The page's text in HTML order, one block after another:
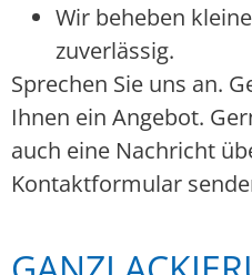
Wir beheben
zuverlässig.
Sprechen Sie uns an.
Ihnen ein Angebot.
auch eine Nachricht
Kontaktformular